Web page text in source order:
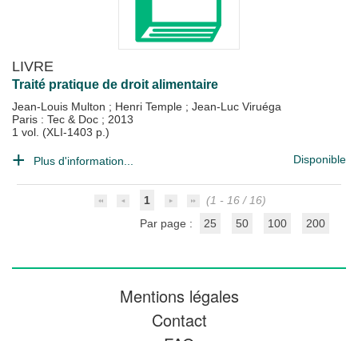
LIVRE
Traité pratique de droit alimentaire
Jean-Louis Multon ; Henri Temple ; Jean-Luc Viruéga
Paris : Tec & Doc ; 2013
1 vol. (XLI-1403 p.)
Plus d'information... Disponible
1
(1 - 16 / 16)
Par page :
25 50 100 200
Mentions légales
Contact